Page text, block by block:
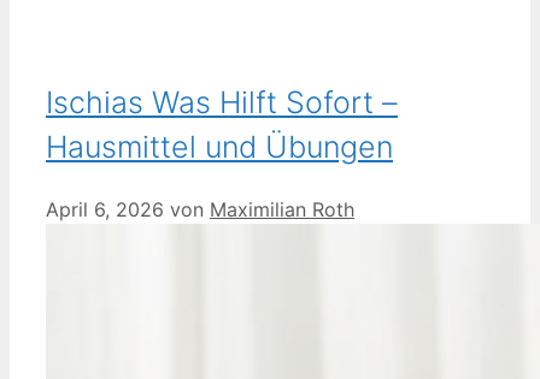
Ischias Was Hilft Sofort –
Hausmittel und Übungen
April 6, 2026 von Maximilian Roth